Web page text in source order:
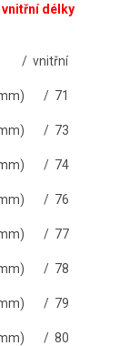
vnitřní délky
/ vnitřní
mm) / 71
mm) / 73
mm) / 74
mm) / 76
mm) / 77
mm) / 78
mm) / 79
mm) / 80